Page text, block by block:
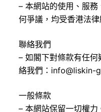
– 本網站的使用、服
何爭議，均受香港法律
聯絡我們
– 如閣下對條款有任
絡我們：info@liskin-
一般條款
– 本網站保留一切權力